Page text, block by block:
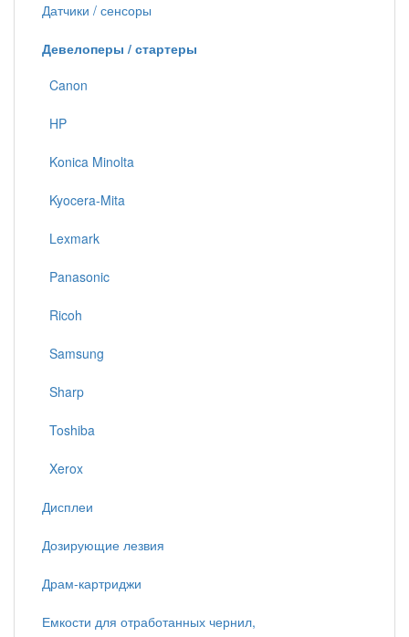
Датчики / сенсоры
Девелоперы / стартеры
Canon
HP
Konica Minolta
Kyocera-Mita
Lexmark
Panasonic
Ricoh
Samsung
Sharp
Toshiba
Xerox
Дисплеи
Дозирующие лезвия
Драм-картриджи
Емкости для отработанных чернил,